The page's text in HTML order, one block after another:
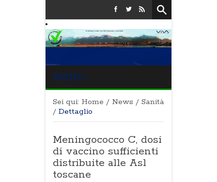
MENU
Sei qui: Home / News / Sanità
/ Dettaglio
Meningococco C, dosi
di vaccino sufficienti
distribuite alle Asl
toscane